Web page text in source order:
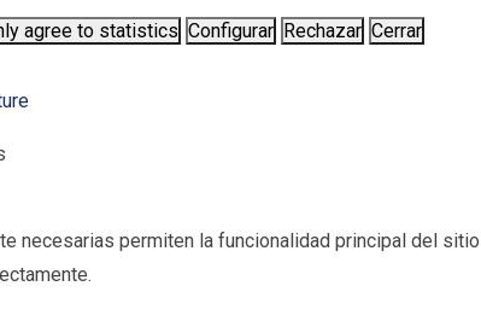
agree to statistics Configurar Rechazar Cerrar
necesarias permiten la funcionalidad principal del